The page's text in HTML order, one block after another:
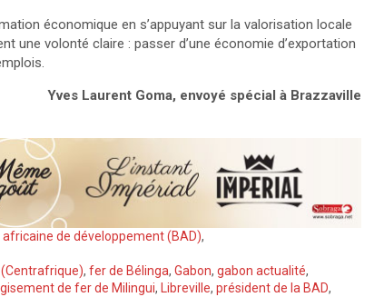
économique en s’appuyant sur la valorisation locale
une volonté claire : passer d’une économie d’exportation
Yves Laurent Goma, envoyé spécial à Brazzaville
de développement (BAD),
(Centrafrique), fer de Bélinga, Gabon, gabon actualité,
gisement de fer de Milingui, Libreville, président de la BAD,